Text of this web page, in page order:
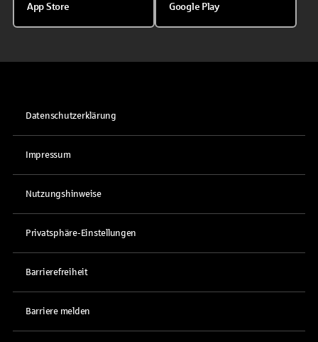
App Store Google Play
Datenschutzerklärung
Impressum
Nutzungshinweise
Privatsphäre-Einstellungen
Barrierefreiheit
Barriere melden